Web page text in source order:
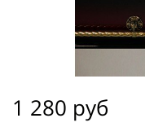
1 280 руб